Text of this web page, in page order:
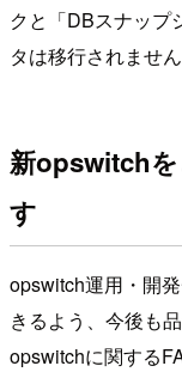
クと「DBスナップ
タは移行されません
新opswitch
す
opswitch運用・開
きるよう、今後も
opswitchに関する